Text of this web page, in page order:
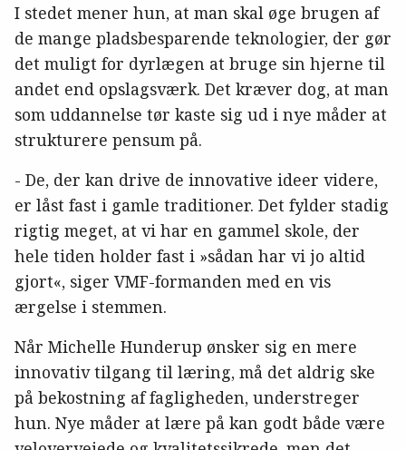
I stedet mener hun, at man skal øge brugen af
de mange pladsbesparende teknologier, der gør
det muligt for dyrlægen at bruge sin hjerne til
andet end opslagsværk. Det kræver dog, at man
som uddannelse tør kaste sig ud i nye måder at
strukturere pensum på.
- De, der kan drive de innovative ideer videre,
er låst fast i gamle traditioner. Det fylder stadig
rigtig meget, at vi har en gammel skole, der
hele tiden holder fast i »sådan har vi jo altid
gjort«, siger VMF-formanden med en vis
ærgelse i stemmen.
Når Michelle Hunderup ønsker sig en mere
innovativ tilgang til læring, må det aldrig ske
på bekostning af fagligheden, understreger
hun. Nye måder at lære på kan godt både være